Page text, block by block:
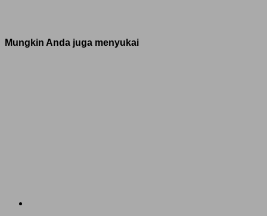
Mungkin Anda juga menyukai